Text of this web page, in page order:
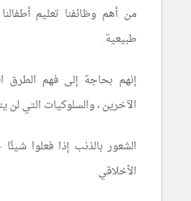
من أهم وظائفنا تعليم
طبيعية.
إنهم بحاجة إلى فهم الطرق
الآخرين ، والسلوكيات التي لن
الشعور بالذنب إذا فعلوا
الأخلاقي.